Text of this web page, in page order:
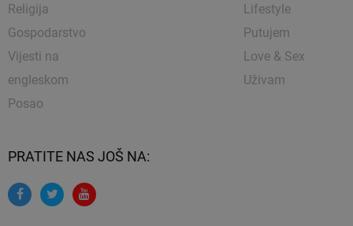
Religija
Gospodarstvo
Vijesti na
engleskom
Posao
Lifestyle
Putujem
Love & Sex
Uživam
PRATITE NAS JOŠ NA: